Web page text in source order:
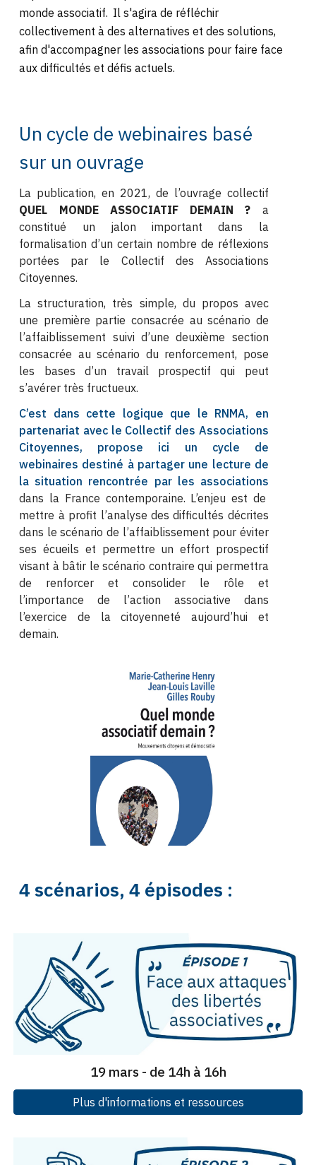
monde associatif. Il s'agira de réfléchir
collectivement à des alternatives et des solutions,
afin d'accompagner les associations pour faire face
aux difficultés et défis actuels.
Un cycle de webinaires basé
sur un ouvrage
La publication, en 2021, de l’ouvrage collectif
QUEL MONDE ASSOCIATIF DEMAIN ?
a
constitué un jalon important dans la
formalisation d’un certain nombre de réflexions
portées par le Collectif des Associations
Citoyennes.
La structuration, très simple, du propos avec
une première partie consacrée au scénario de
l’affaiblissement suivi d’une deuxième section
consacrée au scénario du renforcement, pose
les bases d’un travail prospectif qui peut
s’avérer très fructueux.
C’est dans cette logique que le RNMA, en
partenariat avec le Collectif des Associations
Citoyennes, propose ici un cycle de
webinaires destiné à partager une lecture de
la situation rencontrée par les associations
dans la France contemporaine. L’enjeu est de
mettre à profit l’analyse des difficultés décrites
dans le scénario de l’affaiblissement pour éviter
ses écueils et permettre un effort prospectif
visant à bâtir le scénario contraire qui permettra
de renforcer et consolider le rôle et
l’importance de l’action associative dans
l’exercice de la citoyenneté aujourd’hui et
demain.
4 scénarios, 4 épisodes :
19 mars - de 14h à 16h
Plus d'informations et ressources